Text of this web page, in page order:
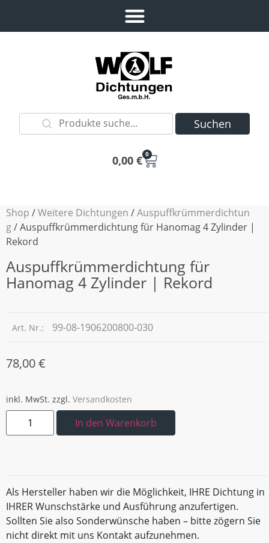
Suchen
0,00 € 0
Shop /Weitere Dichtungen /Auspuffkrümmerdichtun
g/ Auspuffkrümmerdichtung für Hanomag 4 Zylinder |
Rekord
Auspuffkrümmerdichtung für
Hanomag 4 Zylinder | Rekord
Art. Nr.: 99-08-1906200800-030
78,00€
inkl. MwSt. zzgl. Versandkosten
In den Warenkorb
Als Hersteller haben wir die Möglichkeit, IHRE Dichtung in
IHRER Wunschstärke und Ausführung anzufertigen.
Sollten Sie also Sonderwünsche haben – bitte zögern Sie
nicht direkt mit uns Kontakt aufzunehmen.